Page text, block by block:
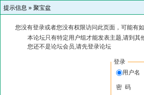
提示信息 » 聚宝盆
您没有登录或者您没有权限访问此页面，可能有
本论坛只有特定用户组才能发表主题,请到其
您还不是论坛会员,请先登录论坛
登录
用户名
密 码